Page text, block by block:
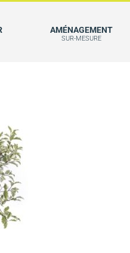
AMÉNAGEMENT
SUR-MESURE